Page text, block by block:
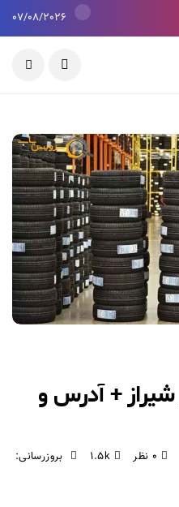
07/08/2026
شیراز + آدرس و
0 نظر 1.5k
بروزرسانی: